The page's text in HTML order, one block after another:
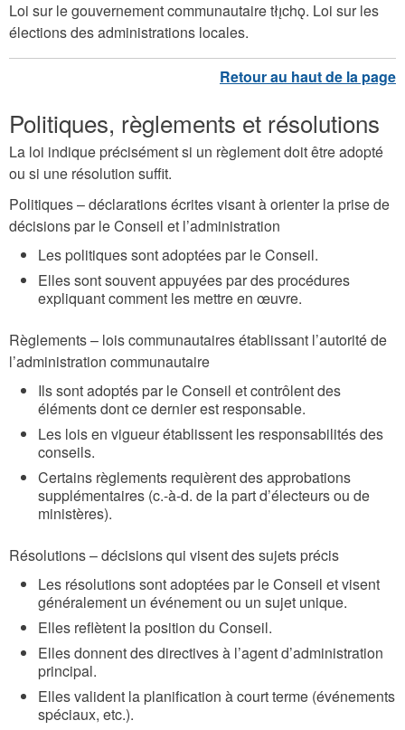
Loi sur le gouvernement communautaire tłı̨chǫ. Loi sur les
élections des administrations locales.
Politiques, règlements et résolutions
La loi indique précisément si un règlement doit être adopté
ou si une résolution suffit.
Politiques – déclarations écrites visant à orienter la prise de
décisions par le Conseil et l’administration
Les politiques sont adoptées par le Conseil.
Elles sont souvent appuyées par des procédures
expliquant comment les mettre en œuvre.
Règlements – lois communautaires établissant l’autorité de
l’administration communautaire
Ils sont adoptés par le Conseil et contrôlent des
éléments dont ce dernier est responsable.
Les lois en vigueur établissent les responsabilités des
conseils.
Certains règlements requièrent des approbations
supplémentaires (c.-à-d. de la part d’électeurs ou de
ministères).
Résolutions – décisions qui visent des sujets précis
Les résolutions sont adoptées par le Conseil et visent
généralement un événement ou un sujet unique.
Elles reflètent la position du Conseil.
Elles donnent des directives à l’agent d’administration
principal.
Elles valident la planification à court terme (événements
spéciaux, etc.).